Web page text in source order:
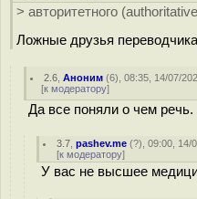
> авторитетного
Ложные друзья
2.6 ,Аноним (6), 08:35, 14/07/
[к модератору]
Да все поняли о чем
3.7 ,pashev.me (?), 09:00, 14/
[к модератору]
У вас не высшее